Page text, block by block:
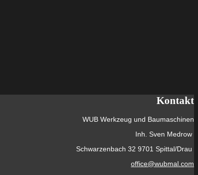
Kontakt
WUB Werkzeug und Baumaschinen
Inh. Sven Medrow
Schwarzenbach 32 9701 Spittal/Drau
office@wubmal.com